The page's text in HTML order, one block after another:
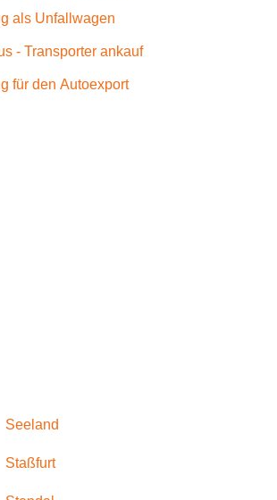
als Unfallwagen
- Transporter ankauf
für den Autoexport
Seeland
Staßfurt